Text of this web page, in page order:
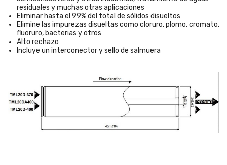
residuales y muchas otras aplicaciones
Eliminar hasta el 99% del total de sólidos disueltos
Elimine las impurezas disueltas como cloruro, plomo, cromato,
fluoruro, bacterias y otros
Alto rechazo
Incluye un interconector y sello de salmuera